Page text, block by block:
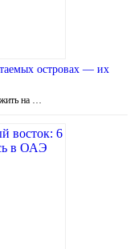
островах — их
на …